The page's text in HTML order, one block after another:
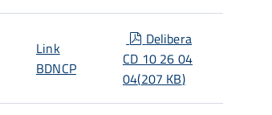
Link
BDNCP
pdf
Delibera
CD 10 26 04
04(207 KB)